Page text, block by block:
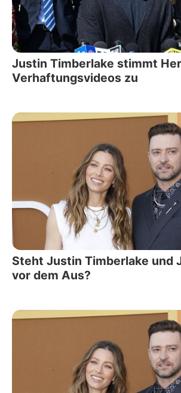
Justin Timberlake stimmt
Verhaftungsvideos zu
Steht Justin Timberlake und
vor dem Aus?